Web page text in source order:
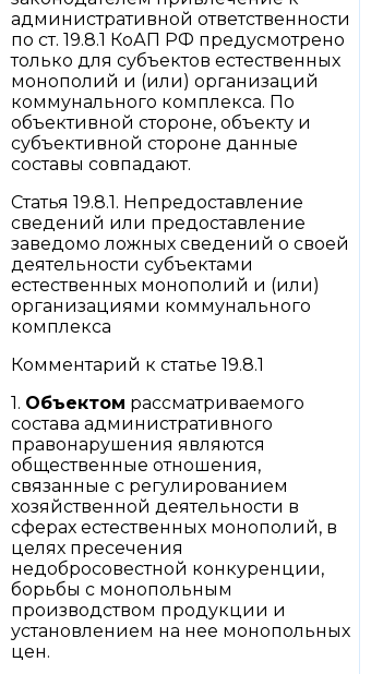
административной ответственности
по ст. 19.8.1 КоАП РФ предусмотрено
только для субъектов естественных
монополий и (или) организаций
коммунального комплекса. По
объективной стороне, объекту и
субъективной стороне данные
составы совпадают.
Статья 19.8.1. Непредоставление
сведений или предоставление
заведомо ложных сведений о своей
деятельности субъектами
естественных монополий и (или)
организациями коммунального
комплекса
Комментарий к статье 19.8.1
1. Объектом рассматриваемого
состава административного
правонарушения являются
общественные отношения,
связанные с регулированием
хозяйственной деятельности в
сферах естественных монополий, в
целях пресечения
недобросовестной конкуренции,
борьбы с монопольным
производством продукции и
установлением на нее монопольных
цен.